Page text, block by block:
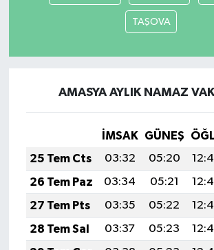
TAŞOVA
AMASYA AYLIK NAMAZ
İMSAK GÜNEŞ
25 Tem Cts
03:32 05:20
26 Tem Paz
03:34 05:21
27 Tem Pts
03:35 05:22
28 Tem Sal
03:37 05:23